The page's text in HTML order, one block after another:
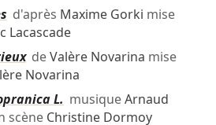
d'après Maxime Gorki mise
Lacascade
deValère Novarina mise
Novarina
L. musiqueArnaud
scène Christine Dormoy